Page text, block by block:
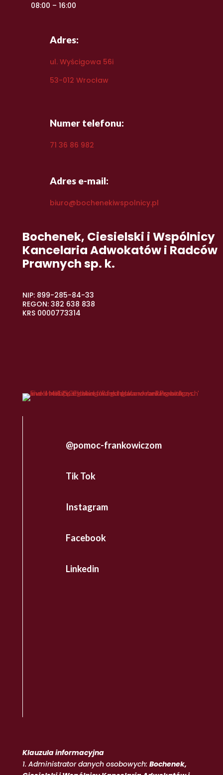
08:00 – 16:00
Adres:
ul. Wyścigowa 56i
53-012 Wrocław
Numer telefonu:
71 36 86 982
Adres e-mail:
biuro@bochenekiwspolnicy.pl
Bochenek, Ciesielski i Wspólnicy
Kancelaria Adwokatów i Radców
Prawnych sp. k.
NIP: 899-285-84-33
REGON: 382 638 838
KRS 0000773314
@pomoc-frankowiczom
Tik Tok
Instagram
Facebook
Linkedin
Klauzula informacyjna
1. Administrator danych osobowych: Bochenek,